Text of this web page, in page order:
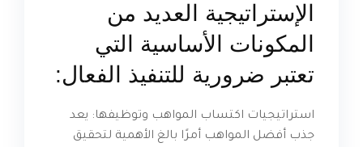
الإستراتيجية العديد من
المكونات الأساسية التي
تعتبر ضرورية للتنفيذ الفعال:
استراتيجيات اكتساب المواهب وتوظيفها: يعد
جذب أفضل المواهب أمرًا بالغ الأهمية لتحقيق